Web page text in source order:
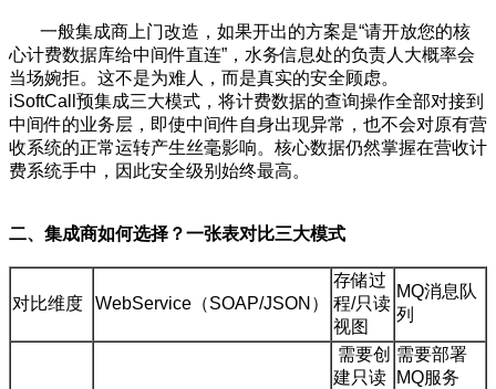
一般集成商上门改造，如果开出的方案是“请开放您的核
心计费数据库给中间件直连”，水务信息处的负责人大概率会
当场婉拒。这不是为难人，而是真实的安全顾虑。
iSoftCall预集成三大模式，将计费数据的查询操作全部对接到
中间件的业务层，即使中间件自身出现异常，也不会对原有营
收系统的正常运转产生丝毫影响。核心数据仍然掌握在营收计
费系统手中，因此安全级别始终最高。
二、集成商如何选择？一张表对比三大模式
对比维度 WebService（SOAP/JSON）
存储过
程/只读
视图
MQ消息队
列
需要创
建只读
需要部署
MQ服务